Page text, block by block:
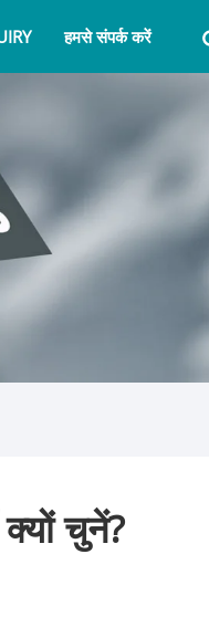
हमसे संपर्क करें
चुनें?